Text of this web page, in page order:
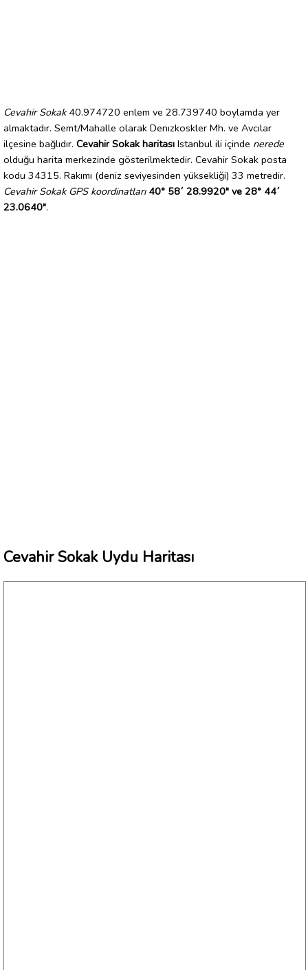
Cevahir Sokak40.974720 enlem ve 28.739740 boylamda yer
almaktadır. Semt/Mahalle olarak Denızkoskler Mh. ve Avcılar
ilçesine bağlıdır. Cevahir Sokak haritası Istanbul ili içinde nerede
olduğu harita merkezinde gösterilmektedir. Cevahir Sokak posta
kodu 34315. Rakımı (deniz seviyesinden yüksekliği) 33 metredir.
Cevahir Sokak GPS koordinatları 40° 58´ 28.9920" ve 28° 44´
23.0640".
Cevahir Sokak Uydu Haritası